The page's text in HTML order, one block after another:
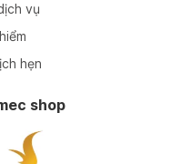
vụ
hẹn
shop